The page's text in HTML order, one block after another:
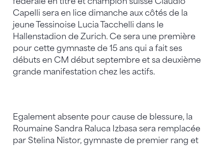
Capelli sera en lice dimanche aux côtés de la
jeune Tessinoise Lucia Tacchelli dans le
Hallenstadion de Zurich. Ce sera une première
pour cette gymnaste de 15 ans qui a fait ses
débuts en CM début septembre et sa deuxième
grande manifestation chez les actifs.
Egalement absente pour cause de blessure, la
Roumaine Sandra Raluca Izbasa sera remplacée
par Stelina Nistor, gymnaste de premier rang et